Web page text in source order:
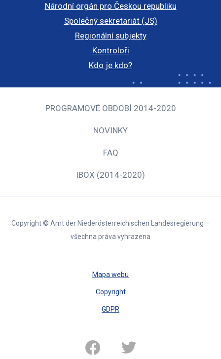
Národní orgán pro Českou republiku
Společný sekretariát (JS)
Regionální subjekty
Kontroloři
Kdo je kdo?
PROGRAMOVÉ OBDOBÍ 2014-2020
NOVINKY
FAQ
IBOX (2014-2020)
Copyright © Amt der Niederösterreichischen Landesregierung –
všechna práva vyhrazena
Mapa webu
Copyright
GDPR